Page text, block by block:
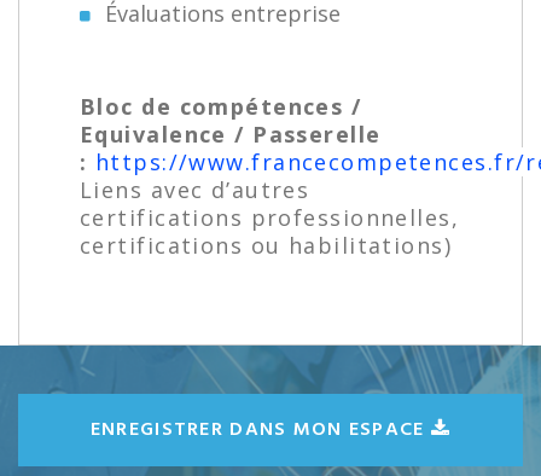
Évaluations entreprise
Bloc de compétences /
Equivalence / Passerelle
: https://www.francecompetences.fr/
Liens avec d’autres
certifications professionnelles,
certifications ou habilitations)
ENREGISTRER DANS MON ESPACE